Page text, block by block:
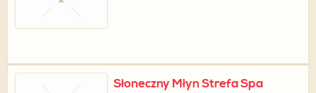
Słoneczny Młyn Strefa Spa